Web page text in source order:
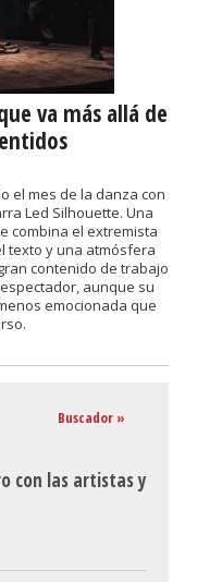
va más allá de
el mes de la danza con
Led Silhouette. Una
combina el extremista
texto y una atmósfera
contenido de trabajo
aunque su
emocionada que
Buscador »
con las artistas y